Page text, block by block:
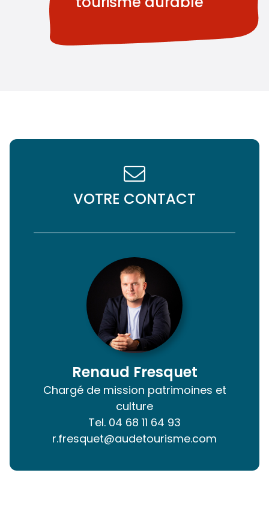
VOTRE CONTACT
Renaud Fresquet
Chargé de mission patrimoines et
culture
Tel. 04 68 11 64 93
r.fresquet@audetourisme.com